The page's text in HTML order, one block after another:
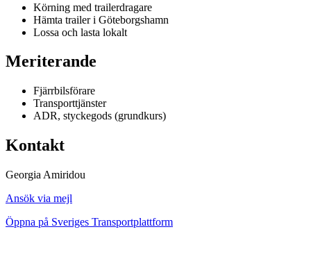
Körning med trailerdragare
Hämta trailer i Göteborgshamn
Lossa och lasta lokalt
Meriterande
Fjärrbilsförare
Transporttjänster
ADR, styckegods (grundkurs)
Kontakt
Georgia Amiridou
Ansök via mejl
Öppna på Sveriges Transportplattform